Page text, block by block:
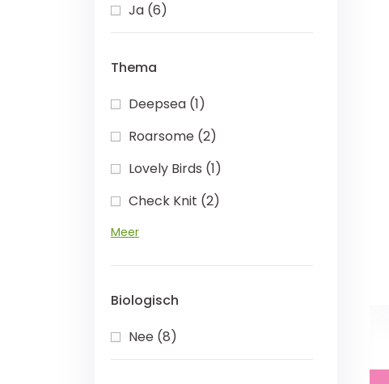
Ja (6)
Thema
Deepsea (1)
Roarsome (2)
Lovely Birds (1)
Check Knit (2)
Meer
Biologisch
Nee (8)